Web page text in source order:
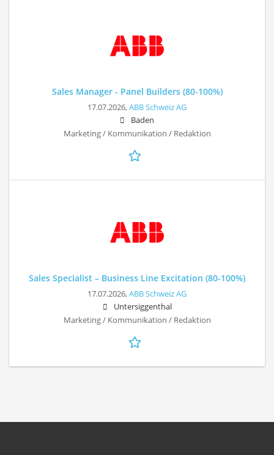
Sales Manager - Panel Builders (80-100%)
17.07.2026,ABB Schweiz AG
Baden
Marketing / Kommunikation / Redaktion
Sales Specialist – Business Line Excitation (80-100%)
17.07.2026,ABB Schweiz AG
Untersiggenthal
Marketing / Kommunikation / Redaktion